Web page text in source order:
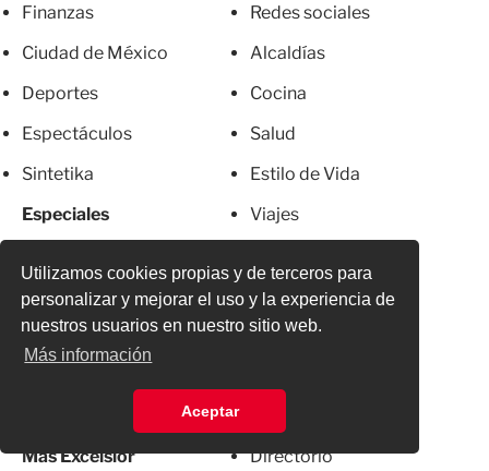
Utilizamos cookies propias y de terceros para
personalizar y mejorar el uso y la experiencia de
nuestros usuarios en nuestro sitio web.
Más información
Aceptar
Finanzas
Ciudad de México
Deportes
Espectáculos
Sintetika
Especiales
Crisis ambiental
Franja de Gaza
Más Excelsior
Redes sociales
Alcaldías
Cocina
Salud
Estilo de Vida
Viajes
Apps
Servicios
Directorio